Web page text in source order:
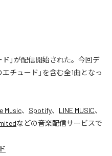
」が配信開始された。今回デ
チュード」を含む全1曲となっ
Music、 Spotify、 LINE MUSIC、
などの音楽配信サービスで